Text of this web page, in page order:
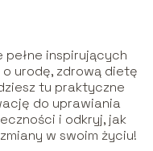
inspirujących
urodę, zdrową dietę
tu praktyczne
do uprawiania
i odkryj, jak
w swoim życiu!